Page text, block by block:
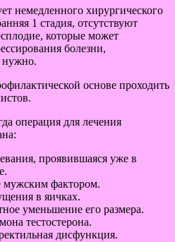
немедленного хирургического
1 стадия, отсутствуют
которые может
болезни,
нужно.
основе проходить
операция для лечения
проявившаяся уже в
мужским фактором.
в яичках.
уменьшение его размера.
тестостерона.
дисфункция.